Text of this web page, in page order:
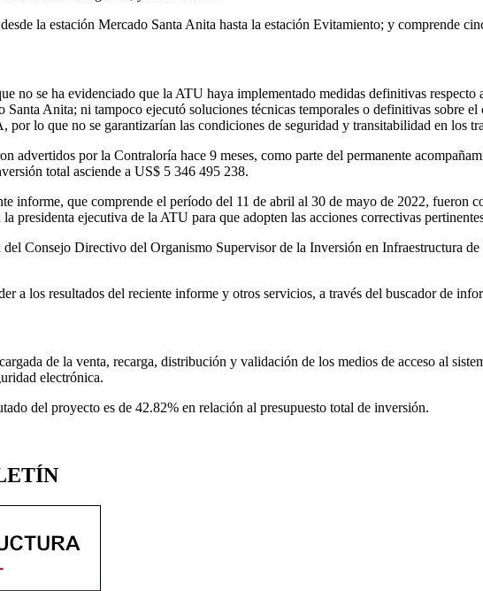
la estación Mercado Santa Anita hasta la estación Evitamiento; y comprende
no se ha evidenciado que la ATU haya implementado medidas definitivas
Santa Anita; ni tampoco ejecutó soluciones técnicas temporales o definitivas sobre
por lo que no se garantizarían las condiciones de seguridad y transitabilidad en los
advertidos por la Contraloría hace 9 meses, como parte del permanente
total asciende a US$ 5 346 495 238.
informe, que comprende el período del 11 de abril al 30 de mayo de 2022, fueron
presidenta ejecutiva de la ATU para que adopten las acciones correctivas
Consejo Directivo del Organismo Supervisor de la Inversión en Infraestructura
a los resultados del reciente informe y otros servicios, a través del buscador de
de la venta, recarga, distribución y validación de los medios de acceso al
electrónica.
del proyecto es de 42.82% en relación al presupuesto total de inversión.